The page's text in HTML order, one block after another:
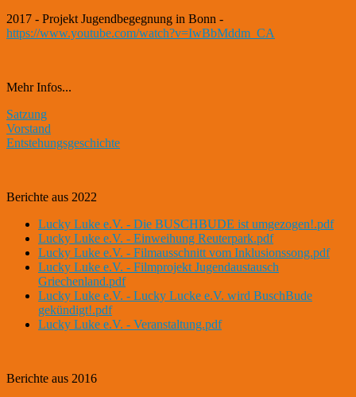
2017 - Projekt Jugendbegegnung in Bonn -
https://www.youtube.com/watch?v=IwBbMddm_CA
Mehr Infos...
Satzung
Vorstand
Entstehungsgeschichte
Berichte aus 2022
Lucky Luke e.V. - Die BUSCHBUDE ist umgezogen!.pdf
Lucky Luke e.V. - Einweihung Reuterpark.pdf
Lucky Luke e.V. - Filmausschnitt vom Inklusionssong.pdf
Lucky Luke e.V. - Filmprojekt Jugendaustausch
Griechenland.pdf
Lucky Luke e.V. - Lucky Lucke e.V. wird BuschBude
gekündigt!.pdf
Lucky Luke e.V. - Veranstaltung.pdf
Berichte aus 2016